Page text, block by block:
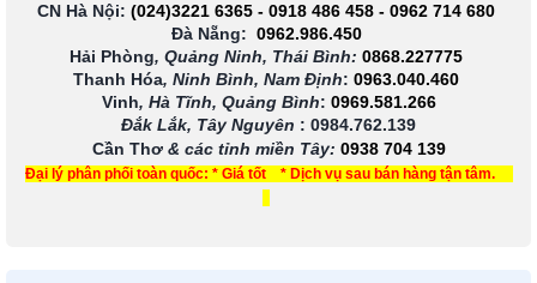
CN Hà Nội: (024)3221 6365 - 0918 486 458 - 0962 714 680
Đà Nẵng: 0962.986.450
Hải Phòng, Quảng Ninh, Thái Bình: 0868.227775
Thanh Hóa, Ninh Bình, Nam Định: 0963.040.460
Vinh, Hà Tĩnh, Quảng Bình: 0969.581.266
Đắk Lắk, Tây Nguyên : 0984.762.139
Cần Thơ & các tỉnh miền Tây: 0938 704 139
Đại lý phân phối toàn quốc: * Giá tốt * Dịch vụ sau bán hàng tận tâm.